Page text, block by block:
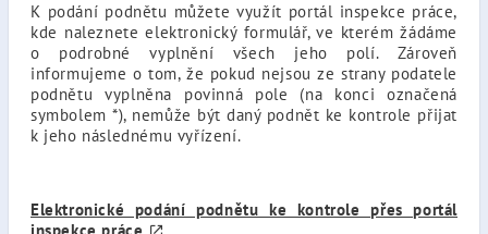
K podání podnětu můžete využít portál inspekce práce,
kde naleznete elektronický formulář, ve kterém žádáme
o podrobné vyplnění všech jeho polí. Zároveň
informujeme o tom, že pokud nejsou ze strany podatele
podnětu vyplněna povinná pole (na konci označená
symbolem *), nemůže být daný podnět ke kontrole přijat
k jeho následnému vyřízení.
Elektronické podání podnětu ke kontrole přes portál